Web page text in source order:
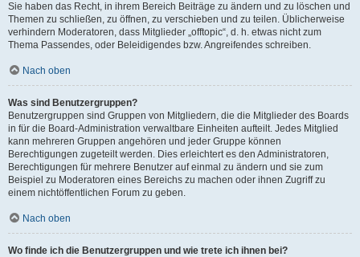
Sie haben das Recht, in ihrem Bereich Beiträge zu ändern und zu löschen und
Themen zu schließen, zu öffnen, zu verschieben und zu teilen. Üblicherweise
verhindern Moderatoren, dass Mitglieder „offtopic“, d. h. etwas nicht zum
Thema Passendes, oder Beleidigendes bzw. Angreifendes schreiben.
Nach oben
Was sind Benutzergruppen?
Benutzergruppen sind Gruppen von Mitgliedern, die die Mitglieder des Boards
in für die Board-Administration verwaltbare Einheiten aufteilt. Jedes Mitglied
kann mehreren Gruppen angehören und jeder Gruppe können
Berechtigungen zugeteilt werden. Dies erleichtert es den Administratoren,
Berechtigungen für mehrere Benutzer auf einmal zu ändern und sie zum
Beispiel zu Moderatoren eines Bereichs zu machen oder ihnen Zugriff zu
einem nichtöffentlichen Forum zu geben.
Nach oben
Wo finde ich die Benutzergruppen und wie trete ich ihnen bei?